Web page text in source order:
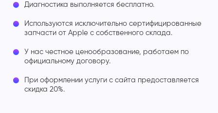
Диагностика выполняется бесплатно.
Используются исключительно сертифицированные
запчасти от Apple с собственного склада.
У нас честное ценообразование, работаем по
официальному договору.
При оформлении услуги с сайта предоставляется
скидка 20%.